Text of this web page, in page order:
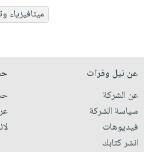
ميتافيزياء
عن نيل وفرات
عن الشركة
سياسة الشركة
فيديوهات
انشر كتابك